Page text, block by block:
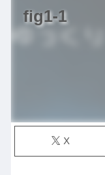
fig1-1
X